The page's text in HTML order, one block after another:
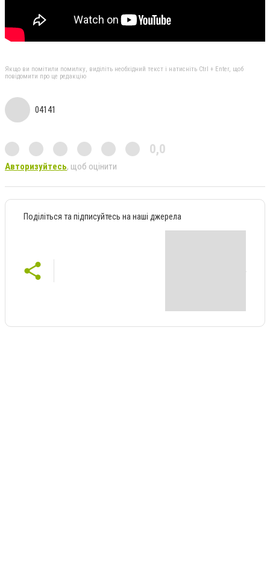
Якщо ви помітили помилку, виділіть необхідний текст і натисніть Ctrl + Enter, щоб
повідомити про це редакцію
04141
0,0
Авторизуйтесь, щоб оцінити
Поділіться та підписуйтесь на наші джерела